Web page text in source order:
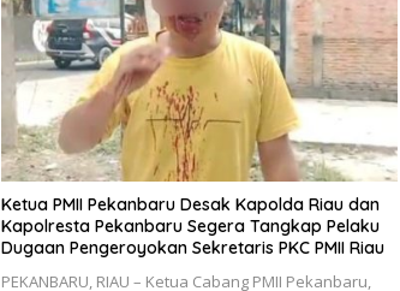
Ketua PMII Pekanbaru Desak Kapolda Riau dan
Kapolresta Pekanbaru Segera Tangkap Pelaku
Dugaan Pengeroyokan Sekretaris PKC PMII Riau
PEKANBARU, RIAU – Ketua Cabang PMII Pekanbaru,